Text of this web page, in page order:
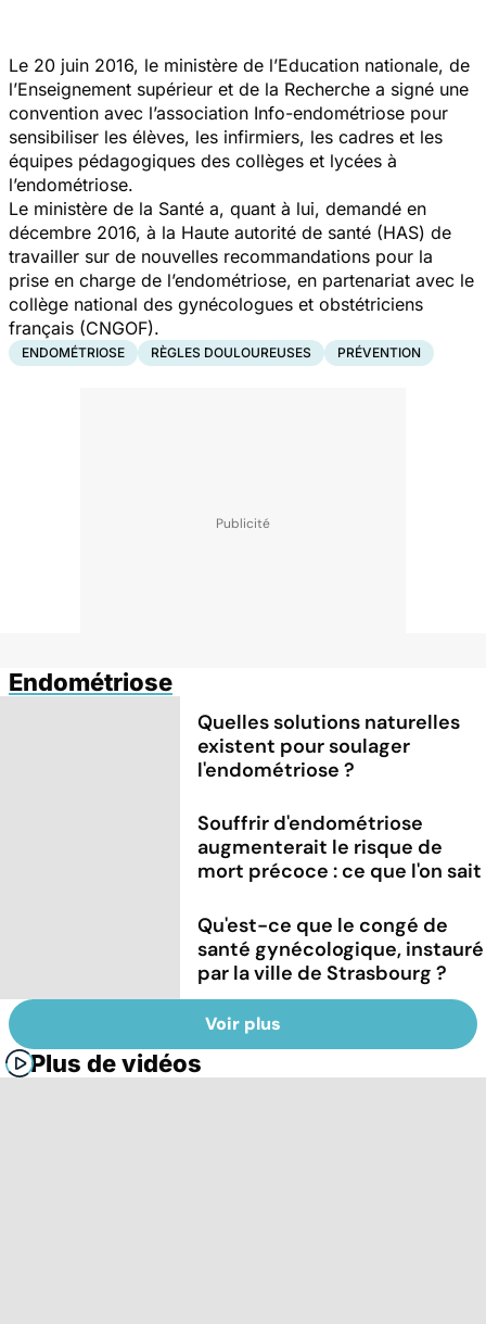
Le 20 juin 2016, le ministère de l’Education nationale, de
l’Enseignement supérieur et de la Recherche a signé une
convention avec l’association Info-endométriose pour
sensibiliser les élèves, les infirmiers, les cadres et les
équipes pédagogiques des collèges et lycées à
l’endométriose.
Le ministère de la Santé a, quant à lui, demandé en
décembre 2016, à la Haute autorité de santé (HAS) de
travailler sur de nouvelles recommandations pour la
prise en charge de l’endométriose, en partenariat avec le
collège national des gynécologues et obstétriciens
français (CNGOF).
ENDOMÉTRIOSE RÈGLES DOULOUREUSES PRÉVENTION
Endométriose
Quelles solutions naturelles
existent pour soulager
l'endométriose ?
Souffrir d'endométriose
augmenterait le risque de
mort précoce : ce que l'on sait
Qu'est-ce que le congé de
santé gynécologique, instauré
par la ville de Strasbourg ?
Voir plus
Plus de vidéos